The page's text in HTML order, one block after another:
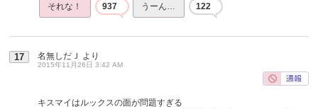
それな！ 937 うーん… 122
17 名無しだＪ より
2015年11月26日 3:42 AM
キスマイはルックスの面が問題すぎる